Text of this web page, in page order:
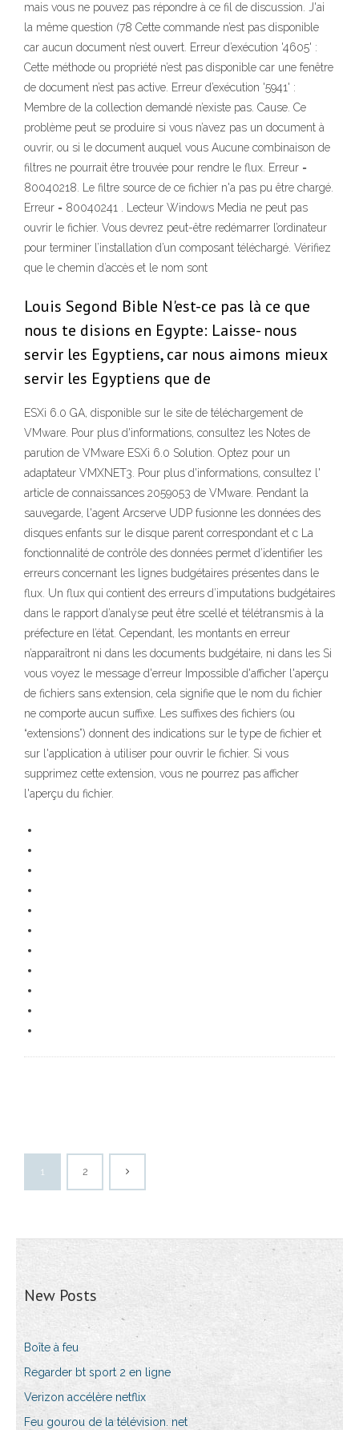
mais vous ne pouvez pas répondre à ce fil de discussion. J'ai
la même question (78 Cette commande n’est pas disponible
car aucun document n’est ouvert. Erreur d’exécution '4605' :
Cette méthode ou propriété n’est pas disponible car une fenêtre
de document n’est pas active. Erreur d’exécution '5941' :
Membre de la collection demandé n’existe pas. Cause. Ce
problème peut se produire si vous n’avez pas un document à
ouvrir, ou si le document auquel vous Aucune combinaison de
filtres ne pourrait être trouvée pour rendre le flux. Erreur =
80040218. Le filtre source de ce fichier n'a pas pu être chargé.
Erreur = 80040241 . Lecteur Windows Media ne peut pas
ouvrir le fichier. Vous devrez peut-être redémarrer l’ordinateur
pour terminer l’installation d’un composant téléchargé. Vérifiez
que le chemin d’accès et le nom sont
Louis Segond Bible N'est-ce pas là ce que
nous te disions en Egypte: Laisse- nous
servir les Egyptiens, car nous aimons mieux
servir les Egyptiens que de
ESXi 6.0 GA, disponible sur le site de téléchargement de
VMware. Pour plus d'informations, consultez les Notes de
parution de VMware ESXi 6.0 Solution. Optez pour un
adaptateur VMXNET3. Pour plus d'informations, consultez l'
article de connaissances 2059053 de VMware. Pendant la
sauvegarde, l'agent Arcserve UDP fusionne les données des
disques enfants sur le disque parent correspondant et c La
fonctionnalité de contrôle des données permet d’identifier les
erreurs concernant les lignes budgétaires présentes dans le
flux. Un flux qui contient des erreurs d’imputations budgétaires
dans le rapport d’analyse peut être scellé et télétransmis à la
préfecture en l’état. Cependant, les montants en erreur
n’apparaîtront ni dans les documents budgétaire, ni dans les Si
vous voyez le message d'erreur Impossible d'afficher l'aperçu
de fichiers sans extension, cela signifie que le nom du fichier
ne comporte aucun suffixe. Les suffixes des fichiers (ou
“extensions”) donnent des indications sur le type de fichier et
sur l'application à utiliser pour ouvrir le fichier. Si vous
supprimez cette extension, vous ne pourrez pas afficher
l'aperçu du fichier.
1 2
New Posts
Boîte à feu
Regarder bt sport 2 en ligne
Verizon accélère netflix
Feu gourou de la télévision. net